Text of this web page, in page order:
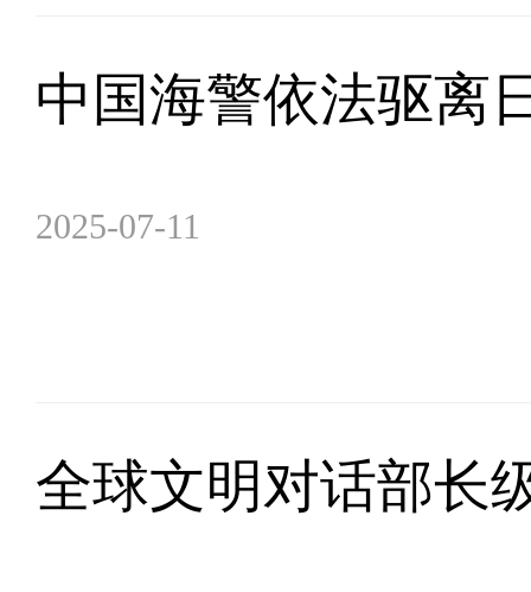
中国海警依法驱离
2025-07-11
全球文明对话部长